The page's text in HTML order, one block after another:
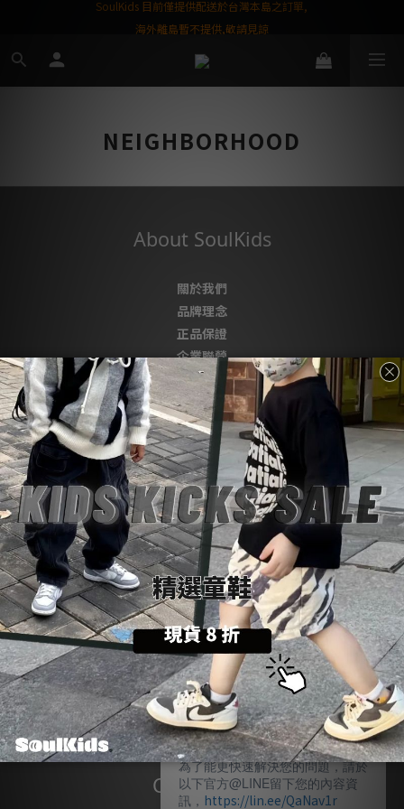
NEIGHBORHOOD
About SoulKids
關於我們
品牌理念
正品保證
企業聯營
Soul Project
會員階級｜靈魂進化制度
會員禮遇｜階級專屬權益
靈魂能量｜紅利回饋機制
Customer Service
購物須知
購物代購
售後服務
隱私政策
Contact Us
屬購物金❤️
SoulKids 目前僅提供配送於台灣本島之訂單,
海外離島暫不提供,敬請見諒
SoulKids Shop
歡迎光臨 SoulKids ！
我們非常重視每一位客人的訊息，
為了能更快速解決您的問題，請於
以下官方@LINE留下您的內容資
訊， https://lin.ee/QaNav1r